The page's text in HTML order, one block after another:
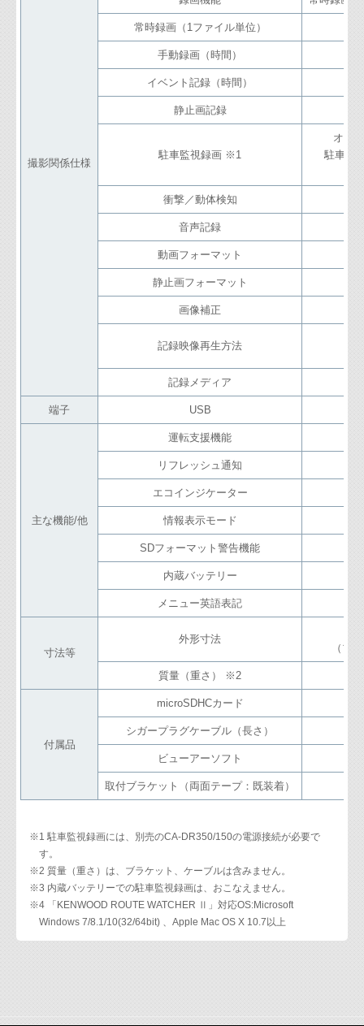
撮影関係仕様
常時録画（1ファイル単位）
手動録画（時間）
イベント記録（時間）
静止画記録
駐車監視録画 ※1
オフ
駐車監
衝撃／動体検知
音声記録
動画フォーマット
静止画フォーマット
画像補正
記録映像再生方法
記録メディア
端子 USB
主な機能/他
運転支援機能
リフレッシュ通知
エコインジケーター
情報表示モード
SDフォーマット警告機能
内蔵バッテリー
メニュー英語表記
寸法等
外形寸法
（ブ
質量（重さ） ※2
付属品
microSDHCカード
シガープラグケーブル（長さ）
ビューアーソフト
取付ブラケット（両面テープ：既装着）
※1 駐車監視録画には、別売のCA-DR350/150の電源接続が必要で
す。
※2 質量（重さ）は、ブラケット、ケーブルは含みません。
※3 内蔵バッテリーでの駐車監視録画は、おこなえません。
※4 「KENWOOD ROUTE WATCHER Ⅱ」対応OS:Microsoft
Windows 7/8.1/10(32/64bit) 、Apple Mac OS X 10.7以上